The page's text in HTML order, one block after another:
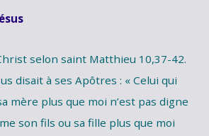
selon saint Matthieu 10,37-42.
disait à ses Apôtres : « Celui qui
mère plus que moi n’est pas digne
son fils ou sa fille plus que moi